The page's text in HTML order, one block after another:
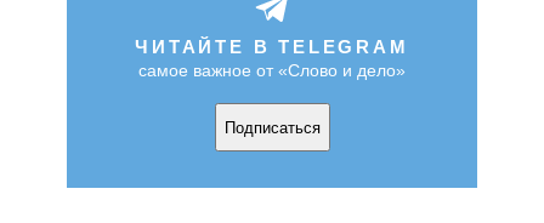
ЧИТАЙТЕ В TELEGRAM
самое важное от «Слово и дело»
Подписаться